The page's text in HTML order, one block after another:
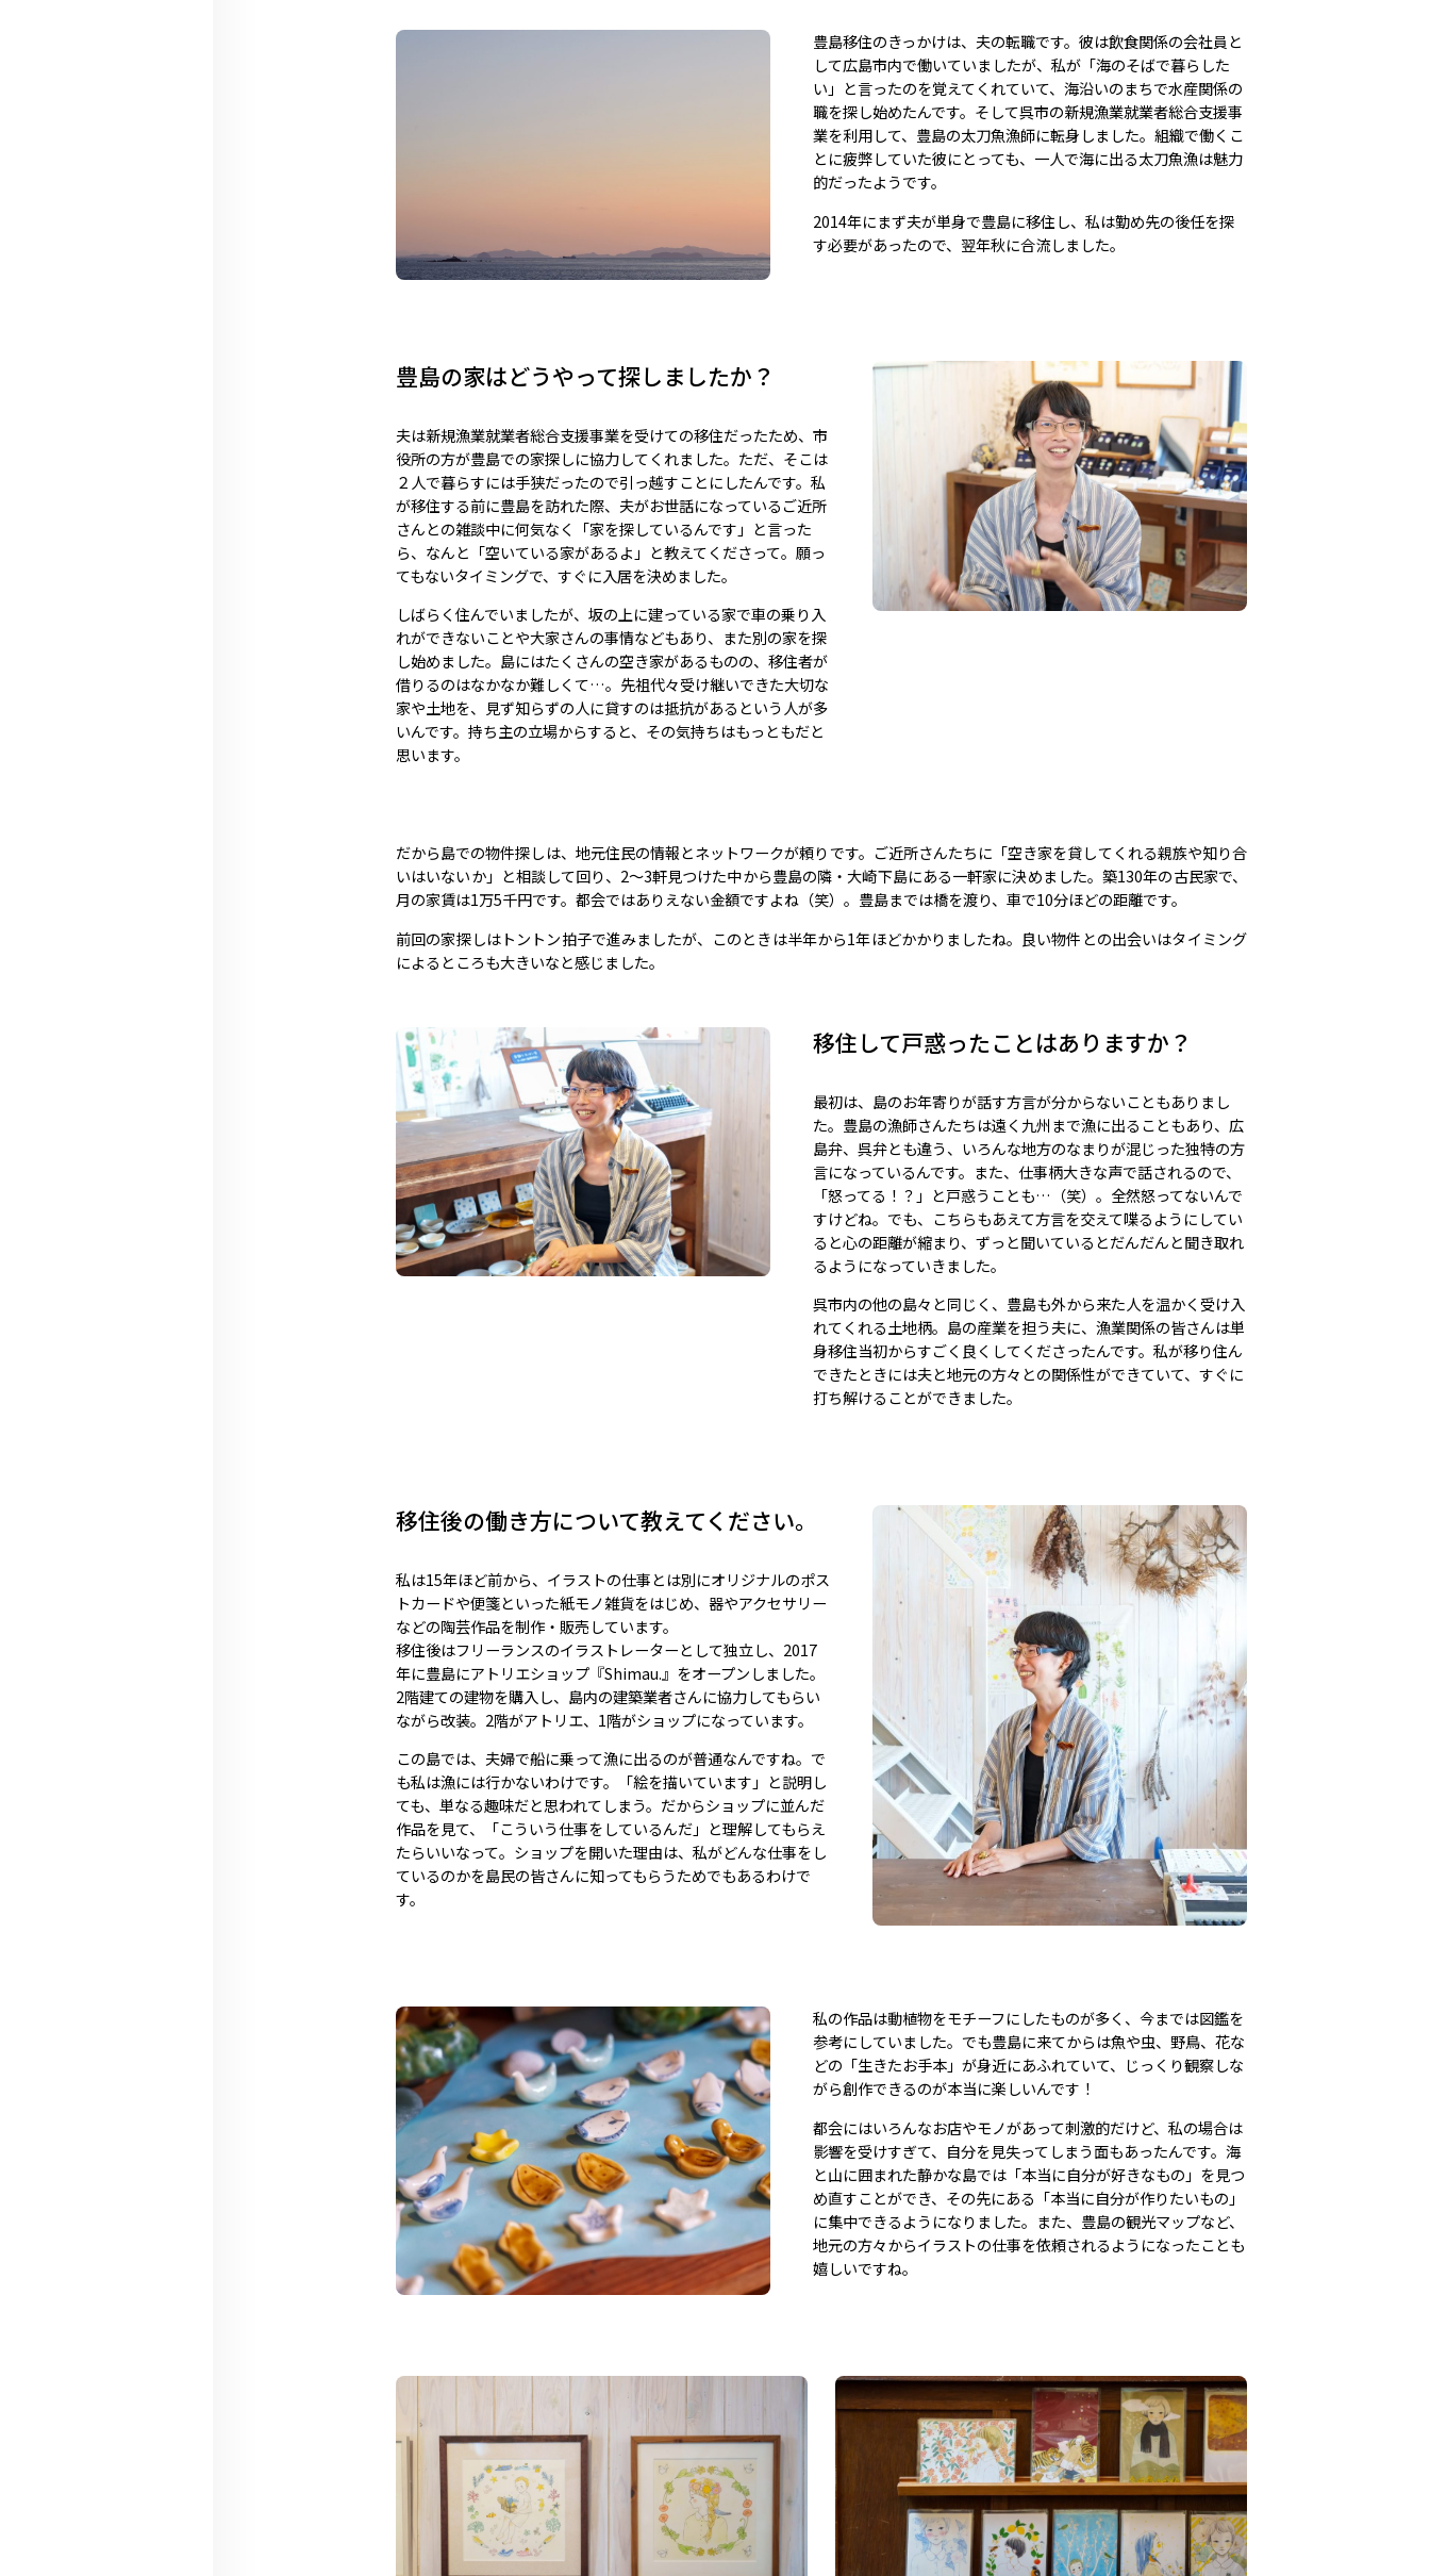
豊島移住のきっかけは、夫の転職です。彼は飲食関係の会社員と
して広島市内で働いていましたが、私が「海のそばで暮らした
い」と言ったのを覚えてくれていて、海沿いのまちで水産関係の
職を探し始めたんです。そして呉市の新規漁業就業者総合支援事
業を利用して、豊島の太刀魚漁師に転身しました。組織で働くこ
とに疲弊していた彼にとっても、一人で海に出る太刀魚漁は魅力
的だったようです。
2014年にまず夫が単身で豊島に移住し、私は勤め先の後任を探
す必要があったので、翌年秋に合流しました。
豊島の家はどうやって探しましたか？
夫は新規漁業就業者総合支援事業を受けての移住だったため、市
役所の方が豊島での家探しに協力してくれました。ただ、そこは
２人で暮らすには手狭だったので引っ越すことにしたんです。私
が移住する前に豊島を訪れた際、夫がお世話になっているご近所
さんとの雑談中に何気なく「家を探しているんです」と言った
ら、なんと「空いている家があるよ」と教えてくださって。願っ
てもないタイミングで、すぐに入居を決めました。
しばらく住んでいましたが、坂の上に建っている家で車の乗り入
れができないことや大家さんの事情などもあり、また別の家を探
し始めました。島にはたくさんの空き家があるものの、移住者が
借りるのはなかなか難しくて…。先祖代々受け継いできた大切な
家や土地を、見ず知らずの人に貸すのは抵抗があるという人が多
いんです。持ち主の立場からすると、その気持ちはもっともだと
思います。
だから島での物件探しは、地元住民の情報とネットワークが頼りです。ご近所さんたちに「空き家を貸してくれる親族や知り合
いはいないか」と相談して回り、2～3軒見つけた中から豊島の隣・大崎下島にある一軒家に決めました。築130年の古民家で、
月の家賃は1万5千円です。都会ではありえない金額ですよね（笑）。豊島までは橋を渡り、車で10分ほどの距離です。
前回の家探しはトントン拍子で進みましたが、このときは半年から1年ほどかかりましたね。良い物件との出会いはタイミング
によるところも大きいなと感じました。
移住して戸惑ったことはありますか？
最初は、島のお年寄りが話す方言が分からないこともありまし
た。豊島の漁師さんたちは遠く九州まで漁に出ることもあり、広
島弁、呉弁とも違う、いろんな地方のなまりが混じった独特の方
言になっているんです。また、仕事柄大きな声で話されるので、
「怒ってる！？」と戸惑うことも…（笑）。全然怒ってないんで
すけどね。でも、こちらもあえて方言を交えて喋るようにしてい
ると心の距離が縮まり、ずっと聞いているとだんだんと聞き取れ
るようになっていきました。
呉市内の他の島々と同じく、豊島も外から来た人を温かく受け入
れてくれる土地柄。島の産業を担う夫に、漁業関係の皆さんは単
身移住当初からすごく良くしてくださったんです。私が移り住ん
できたときには夫と地元の方々との関係性ができていて、すぐに
打ち解けることができました。
移住後の働き方について教えてください。
私は15年ほど前から、イラストの仕事とは別にオリジナルのポス
トカードや便箋といった紙モノ雑貨をはじめ、器やアクセサリー
などの陶芸作品を制作・販売しています。
移住後はフリーランスのイラストレーターとして独立し、2017
年に豊島にアトリエショップ『Shimau.』をオープンしました。
2階建ての建物を購入し、島内の建築業者さんに協力してもらい
ながら改装。2階がアトリエ、1階がショップになっています。
この島では、夫婦で船に乗って漁に出るのが普通なんですね。で
も私は漁には行かないわけです。「絵を描いています」と説明し
ても、単なる趣味だと思われてしまう。だからショップに並んだ
作品を見て、「こういう仕事をしているんだ」と理解してもらえ
たらいいなって。ショップを開いた理由は、私がどんな仕事をし
ているのかを島民の皆さんに知ってもらうためでもあるわけで
す。
私の作品は動植物をモチーフにしたものが多く、今までは図鑑を
参考にしていました。でも豊島に来てからは魚や虫、野鳥、花な
どの「生きたお手本」が身近にあふれていて、じっくり観察しな
がら創作できるのが本当に楽しいんです！
都会にはいろんなお店やモノがあって刺激的だけど、私の場合は
影響を受けすぎて、自分を見失ってしまう面もあったんです。海
と山に囲まれた静かな島では「本当に自分が好きなもの」を見つ
め直すことができ、その先にある「本当に自分が作りたいもの」
に集中できるようになりました。また、豊島の観光マップなど、
地元の方々からイラストの仕事を依頼されるようになったことも
嬉しいですね。